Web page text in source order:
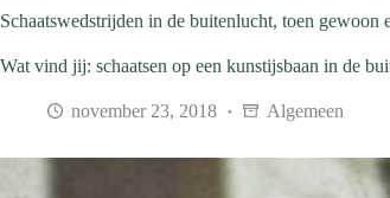
Schaatswedstrijden in de buitenlucht, toen gewoon
Wat vind jij: schaatsen op een kunstijsbaan in de
november 23, 2018 Algemeen